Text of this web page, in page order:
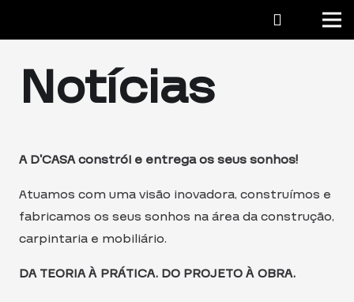
Notícias
A D’CASA constrói e entrega os seus sonhos!
Atuamos com uma visão inovadora, construímos e
fabricamos os seus sonhos na área da construção,
carpintaria e mobiliário.
DA TEORIA À PRÁTICA. DO PROJETO À OBRA.